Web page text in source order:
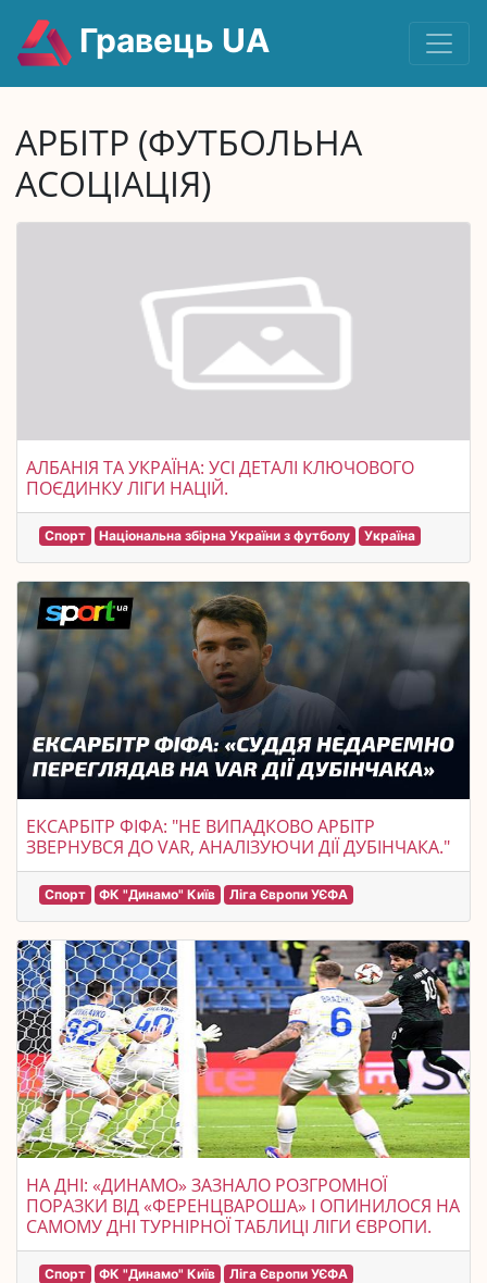
Гравець UA
АРБІТР (ФУТБОЛЬНА
АСОЦІАЦІЯ)
АЛБАНІЯ ТА УКРАЇНА: УСІ ДЕТАЛІ КЛЮЧОВОГО
ПОЄДИНКУ ЛІГИ НАЦІЙ.
Спорт Національна збірна України з футболу Україна
ЕКСАРБІТР ФІФА: "НЕ ВИПАДКОВО АРБІТР
ЗВЕРНУВСЯ ДО VAR, АНАЛІЗУЮЧИ ДІЇ ДУБІНЧАКА."
Спорт ФК "Динамо" Київ Ліга Європи УЄФА
НА ДНІ: «ДИНАМО» ЗАЗНАЛО РОЗГРОМНОЇ
ПОРАЗКИ ВІД «ФЕРЕНЦВАРОША» І ОПИНИЛОСЯ НА
САМОМУ ДНІ ТУРНІРНОЇ ТАБЛИЦІ ЛІГИ ЄВРОПИ.
Спорт ФК "Динамо" Київ Ліга Європи УЄФА